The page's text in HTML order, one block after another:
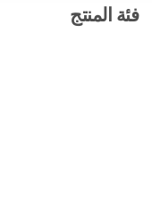
فئة المنتج